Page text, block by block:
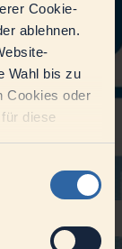
Cookie-
ablehnen.
Wahl bis zu
Cookies oder
diese
Zahlen.